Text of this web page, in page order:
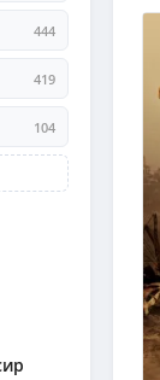
444
419
104